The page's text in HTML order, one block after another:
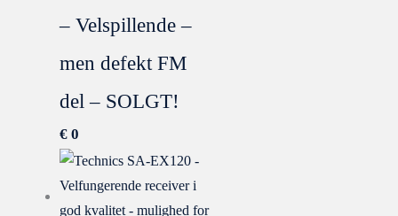
– Velspillende –
men defekt FM
del – SOLGT!
€0